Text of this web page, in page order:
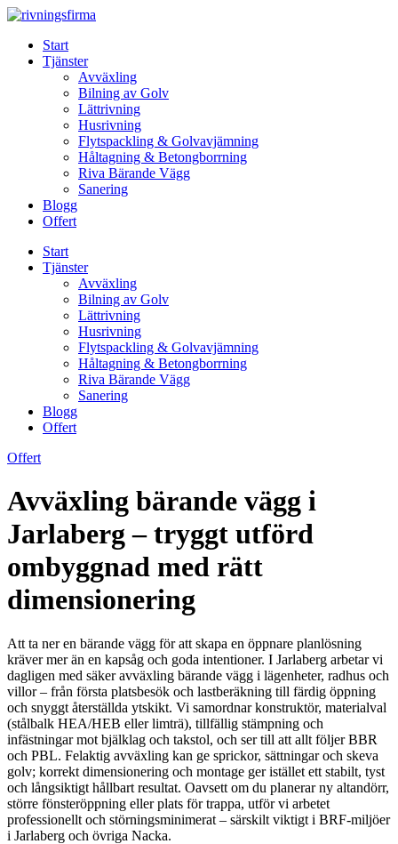
Skip
contentStart
Tjänster
Avväxling
Bilning av Golv
Lättrivning
Husrivning
Flytspackling & Golvavjämning
Håltagning & Betongborrning
Riva Bärande Vägg
Sanering
Blogg
Offert
Start
Tjänster
Avväxling
Bilning av Golv
Lättrivning
Husrivning
Flytspackling & Golvavjämning
Håltagning & Betongborrning
Riva Bärande Vägg
Sanering
Blogg
Offert
Offert
Avväxling bärande vägg i
Jarlaberg – tryggt utförd
ombyggnad med rätt
dimensionering
Att ta ner en bärande vägg för att skapa en öppnare planlösning
kräver mer än en kapsåg och goda intentioner. I Jarlaberg arbetar vi
dagligen med säker avväxling bärande vägg i lägenheter, radhus och
villor – från första platsbesök och lastberäkning till färdig öppning
och snyggt återställda ytskikt. Vi samordnar konstruktör, materialval
(stålbalk HEA/HEB eller limträ), tillfällig stämpning och
infästningar mot bjälklag och takstol, och ser till att allt följer BBR
och PBL. Felaktig avväxling kan ge sprickor, sättningar och skeva
golv; korrekt dimensionering och montage ger istället ett stabilt, tyst
och långsiktigt hållbart resultat. Oavsett om du planerar ny altandörr,
större fönsteröppning eller plats för trappa, utför vi arbetet
professionellt och störningsminimerat – särskilt viktigt i BRF-miljöer
i Jarlaberg och övriga Nacka.